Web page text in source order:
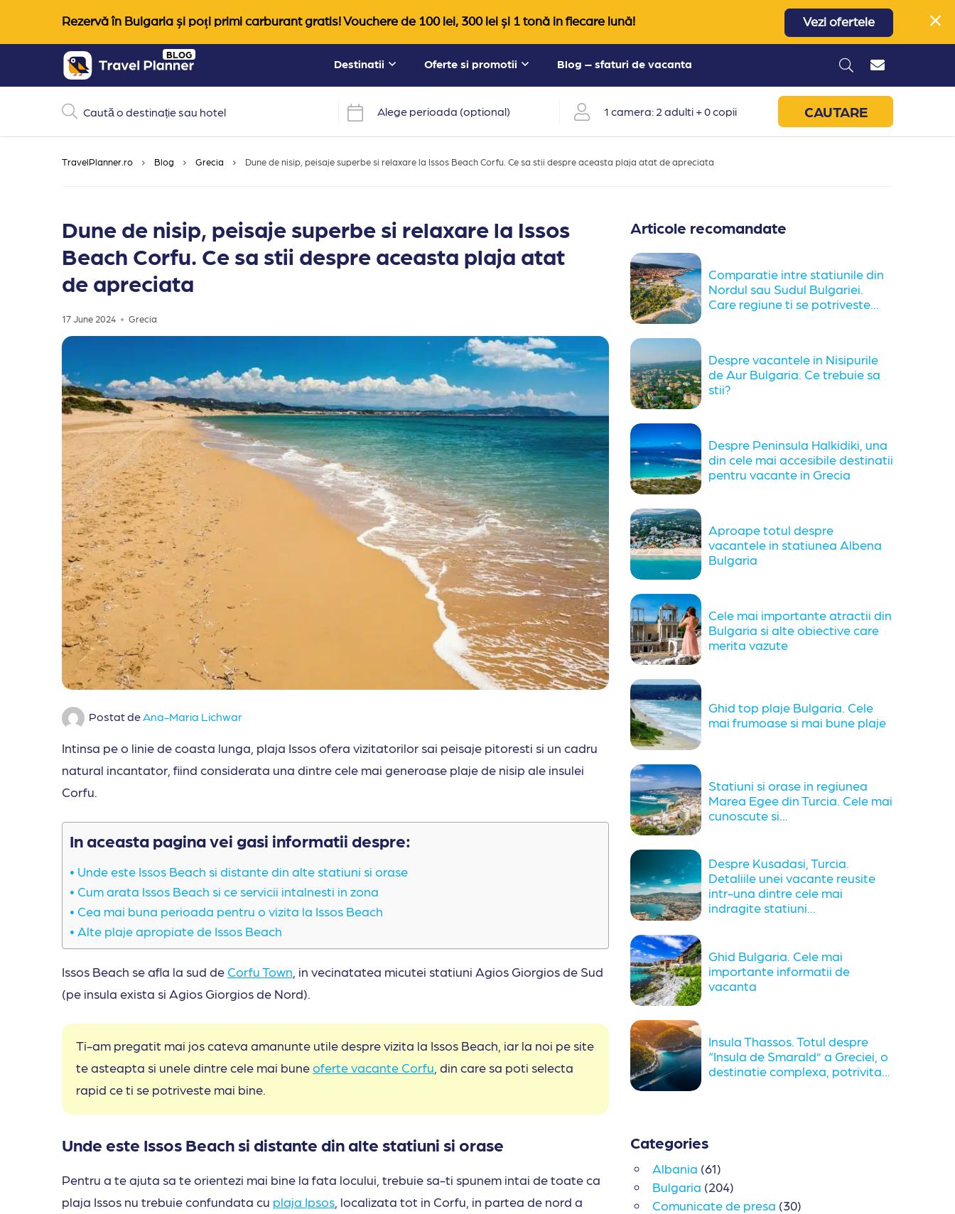
Rezervă în Bulgaria și poți primi carburant gratis! Vouchere de 100 lei, 300 lei și 1 tonă in fiecare lună! Vezi ofertele
content
BLOG
Destinatii Oferte si promotii Blog – sfaturi de vacanta
Alege perioada (optional) 1 camera: 2 adulti + 0 copii CAUTARE
TravelPlanner.ro Blog Grecia Dune de nisip, peisaje superbe si relaxare la Issos Beach Corfu. Ce sa stii despre aceasta plaja atat de apreciata
Dune de nisip, peisaje superbe si relaxare la Issos
Beach Corfu. Ce sa stii despre aceasta plaja atat
de apreciata
17 June 2024 Grecia
Postat deAna-Maria Lichwar
Intinsa pe o linie de coasta lunga, plaja Issos ofera vizitatorilor sai peisaje pitoresti si un cadru
natural incantator, fiind considerata una dintre cele mai generoase plaje de nisip ale insulei
Corfu.
In aceasta pagina vei gasi informatii despre:
Unde este Issos Beach si distante din alte statiuni si orase
Cum arata Issos Beach si ce servicii intalnesti in zona
Cea mai buna perioada pentru o vizita la Issos Beach
Alte plaje apropiate de Issos Beach
Issos Beach se afla la sud de Corfu Town , in vecinatatea micutei statiuni Agios Giorgios de Sud
(pe insula exista si Agios Giorgios de Nord).
Ti-am pregatit mai jos cateva amanunte utile despre vizita la Issos Beach, iar la noi pe site
te asteapta si unele dintre cele mai buneoferte vacante Corfu , din care sa poti selecta
rapid ce ti se potriveste mai bine.
Unde este Issos Beach si distante din alte statiuni si orase
Pentru a te ajuta sa te orientezi mai bine la fata locului, trebuie sa-ti spunem intai de toate ca
plaja Issos nu trebuie confundata cu plaja Ipsos , localizata tot in Corfu, in partea de nord a
Articole recomandate
Comparatie intre statiunile din
Nordul sau Sudul Bulgariei.
Care regiune ti se potriveste...
Despre vacantele in Nisipurile
de Aur Bulgaria. Ce trebuie sa
stii?
Despre Peninsula Halkidiki, una
din cele mai accesibile destinatii
pentru vacante in Grecia
Aproape totul despre
vacantele in statiunea Albena
Bulgaria
Cele mai importante atractii din
Bulgaria si alte obiective care
merita vazute
Ghid top plaje Bulgaria. Cele
mai frumoase si mai bune plaje
Statiuni si orase in regiunea
Marea Egee din Turcia. Cele mai
cunoscute si...
Despre Kusadasi, Turcia.
Detaliile unei vacante reusite
intr-una dintre cele mai
indragite statiuni...
Ghid Bulgaria. Cele mai
importante informatii de
vacanta
Insula Thassos. Totul despre
“Insula de Smarald” a Greciei, o
destinatie complexa, potrivita...
Categories
Albania (61)
Bulgaria (204)
Comunicate de presa (30)